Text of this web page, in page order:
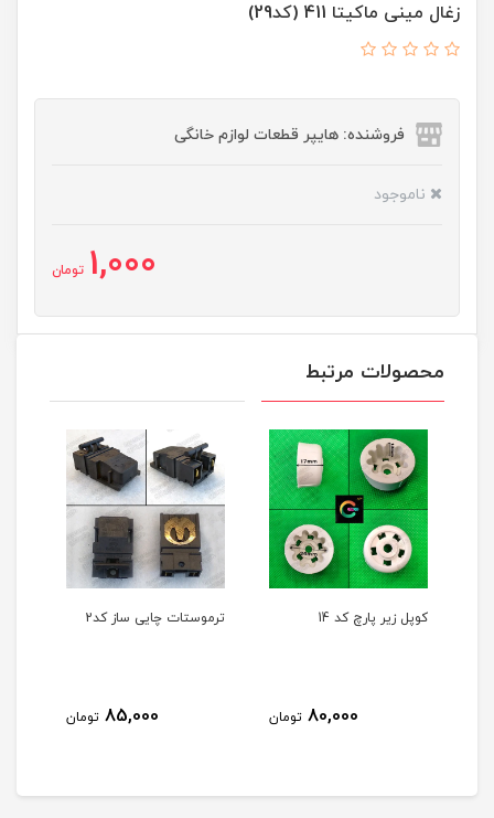
زغال مینی ماکیتا 411 (کد29)
فروشنده: هایپر قطعات لوازم خانگی
ناموجود
1,000 تومان
محصولات مرتبط
کوپل زیر پارچ کد 14
80,000 تومان
ترموستات چایی ساز کد2
85,000 تومان